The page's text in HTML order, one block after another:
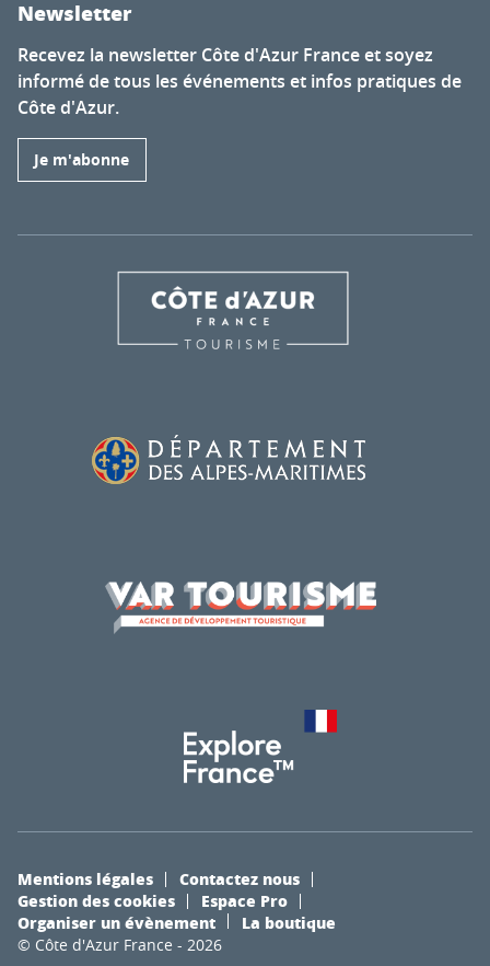
Newsletter
Recevez la newsletter Côte d'Azur France et soyez
informé de tous les événements et infos pratiques de
Côte d'Azur.
Je m'abonne
© Côte d'Azur France - 2026
Mentions légales
Contactez nous
Gestion des cookies
Espace Pro
Organiser un évènement
La boutique